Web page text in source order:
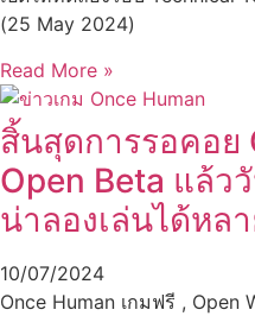
(25 May 2024)
Read More »
สิ้นสุดการรอคอย
Open Beta แล้ว
น่าลองเล่นได้หล
10/07/2024
Once Human เกมฟรี , Open